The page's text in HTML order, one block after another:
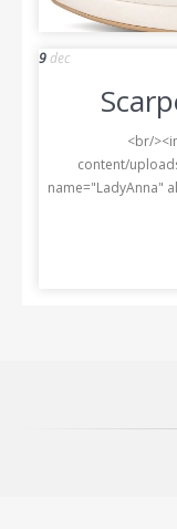
9 dec
<br/
content/
name="LadyAnna"